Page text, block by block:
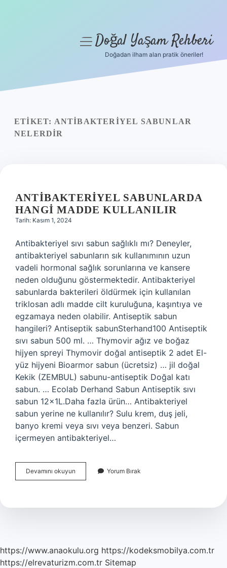
Yasal Uyarı
menüyüDoğal Yaşam Rehberi
Doğadan ilham alan pratik öneriler!
ETIKET: ANTIBAKTERIYEL SABUNLAR
NELERDIR
ANTIBAKTERIYEL SABUNLARDA
HANGI MADDE KULLANILIR
Tarih: Kasım 1, 2024
Antibakteriyel sıvı sabun sağlıklı mı? Deneyler,
antibakteriyel sabunların sık kullanımının uzun
vadeli hormonal sağlık sorunlarına ve kansere
neden olduğunu göstermektedir. Antibakteriyel
sabunlarda bakterileri öldürmek için kullanılan
triklosan adlı madde cilt kuruluğuna, kaşıntıya ve
egzamaya neden olabilir. Antiseptik sabun
hangileri? Antiseptik sabunSterhand100 Antiseptik
sıvı sabun 500 ml. … Thymovir ağız ve boğaz
hijyen spreyi Thymovir doğal antiseptik 2 adet El-
yüz hijyeni Bioarmor sabun (ücretsiz) … jil doğal
Kekik (ZEMBUL) sabunu-antiseptik Doğal katı
sabun. … Ecolab Derhand Sabun Antiseptik sıvı
sabun 12x1L.Daha fazla ürün… Antibakteriyel
sabun yerine ne kullanılır? Sulu krem, duş jeli,
banyo kremi veya sıvı veya benzeri. Sabun
içermeyen antibakteriyel…
Devamını okuyun Antibakteriyel
Sabunlarda
Kullanılır
Yorum Bırak
https://www.anaokulu.org https://kodeksmobilya.com.tr
https://elrevaturizm.com.tr Sitemap